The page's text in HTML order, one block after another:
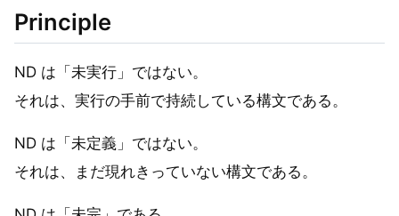
Principle
ND は「未実行」ではない。
それは、実行の手前で持続している構文である。
ND は「未定義」ではない。
それは、まだ現れきっていない構文である。